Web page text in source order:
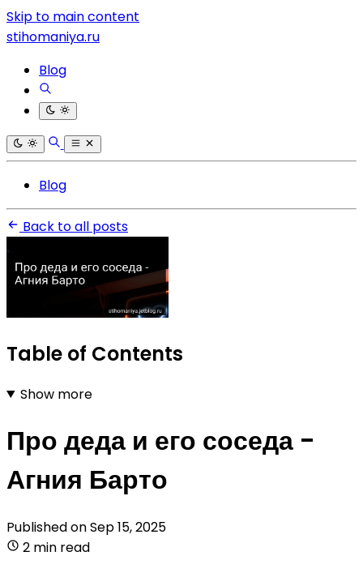
Skip to main content
stihomaniya.ru
Blog
Blog
Back to all posts
Table of Contents
Show more
Про деда и его соседа -
Агния Барто
Published onSep 15, 2025
2 min read